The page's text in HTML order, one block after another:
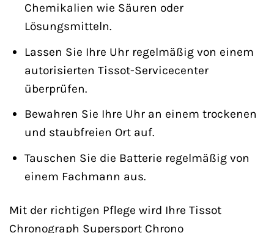
Chemikalien wie Säuren oder
Lösungsmitteln.
Lassen Sie Ihre Uhr regelmäßig von einem
autorisierten Tissot-Servicecenter
überprüfen.
Bewahren Sie Ihre Uhr an einem trockenen
und staubfreien Ort auf.
Tauschen Sie die Batterie regelmäßig von
einem Fachmann aus.
Mit der richtigen Pflege wird Ihre Tissot
Chronograph Supersport Chrono